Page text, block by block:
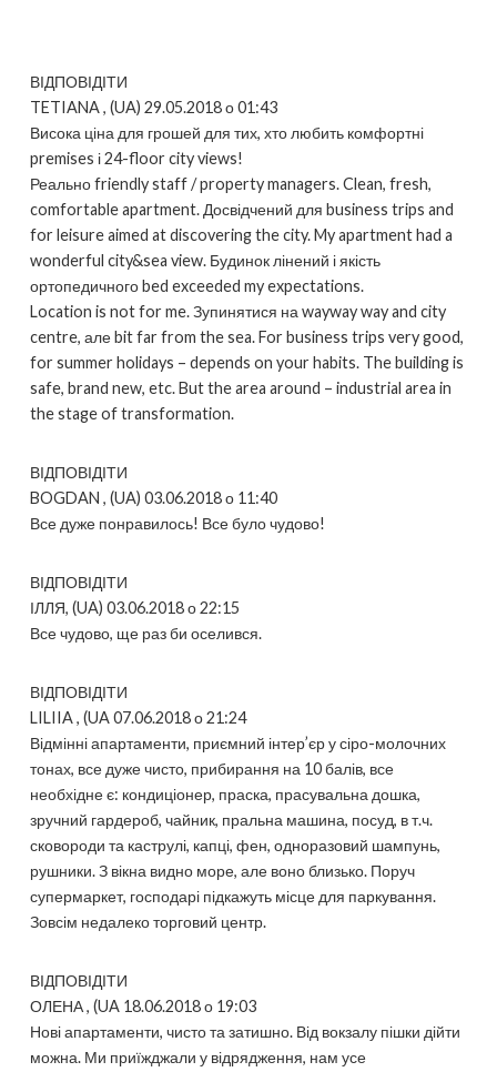
ВІДПОВІДІТИ
TETIANA , (UA) 29.05.2018 о 01:43
Висока ціна для грошей для тих, хто любить комфортні
premises і 24-floor city views!
Реально friendly staff / property managers. Clean, fresh,
comfortable apartment. Досвідчений для business trips and
for leisure aimed at discovering the city. My apartment had a
wonderful city&sea view. Будинок лінений і якість
ортопедичного bed exceeded my expectations.
Location is not for me. Зупинятися на wayway way and city
centre, але bit far from the sea. For business trips very good,
for summer holidays – depends on your habits. The building is
safe, brand new, etc. But the area around – industrial area in
the stage of transformation.
ВІДПОВІДІТИ
BOGDAN , (UA) 03.06.2018 о 11:40
Все дуже понравилось! Все було чудово!
ВІДПОВІДІТИ
ІЛЛЯ, (UA) 03.06.2018 о 22:15
Все чудово, ще раз би оселився.
ВІДПОВІДІТИ
LILIIA , (UA 07.06.2018 о 21:24
Відмінні апартаменти, приємний інтер’єр у сіро-молочних
тонах, все дуже чисто, прибирання на 10 балів, все
необхідне є: кондиціонер, праска, прасувальна дошка,
зручний гардероб, чайник, пральна машина, посуд, в т.ч.
сковороди та каструлі, капці, фен, одноразовий шампунь,
рушники. З вікна видно море, але воно близько. Поруч
супермаркет, господарі підкажуть місце для паркування.
Зовсім недалеко торговий центр.
ВІДПОВІДІТИ
ОЛЕНА , (UA 18.06.2018 о 19:03
Нові апартаменти, чисто та затишно. Від вокзалу пішки дійти
можна. Ми приїжджали у відрядження, нам усе